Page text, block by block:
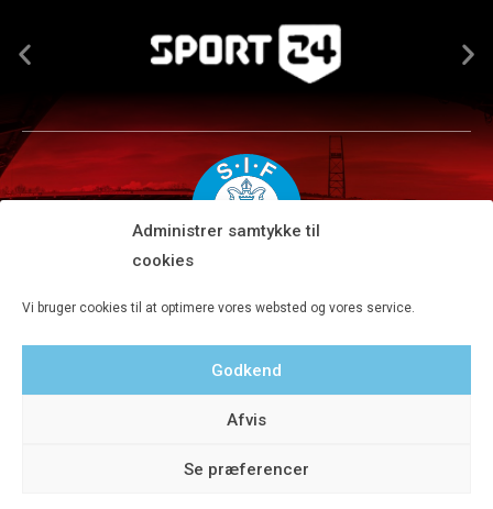
Administrer samtykke til
cookies
Vi bruger cookies til at optimere vores websted og vores service.
Godkend
Afvis
Se præferencer
Tlf 8680 4477 · Fax 8680 4647 · Kontortid man-fre kl. 9-15